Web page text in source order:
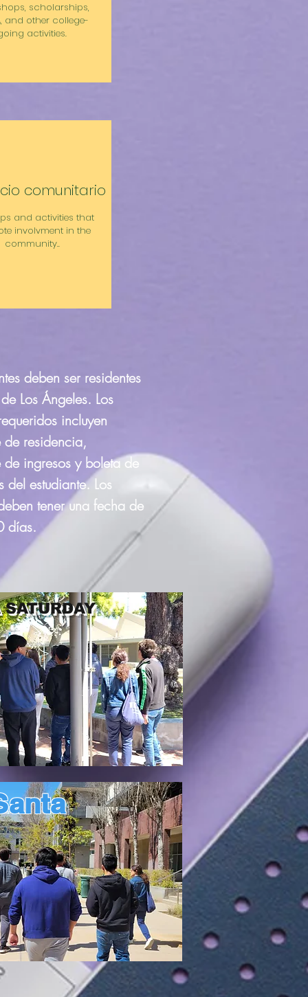
scholarships,
and other college-
activities.
comunitario
and activities that
involvment in the
community..
deben ser residentes
Los Ángeles. Los
incluyen
residencia,
ingresos y boleta de
estudiante. Los
tener una fecha de
días.
SATURDAY